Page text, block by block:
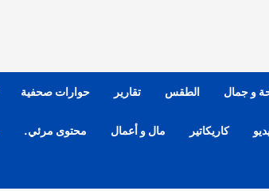
و جمال الطقس تقارير حوارات صحفية
كاريكاتير مال و أعمال محتوى مرئي.